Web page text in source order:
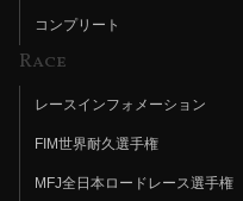
コンプリート
Race
レースインフォメーション
FIM世界耐久選手権
MFJ全日本ロードレース選手権